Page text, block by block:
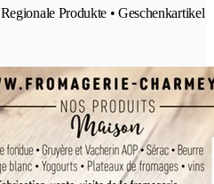
Produkte • Geschenkartikel